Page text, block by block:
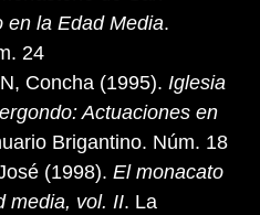
en la Edad Media.
24
Concha (1995). Iglesia
Actuaciones en
Brigantino. Núm. 18
(1998). El monacato
media, vol. II. La